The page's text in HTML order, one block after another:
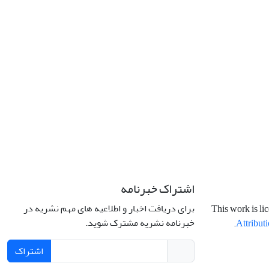
This work is
.
اشتراک خبرنامه
برای دریافت اخبار و اطلاعیه های مهم نشریه در
خبرنامه نشریه مشترک شوید.
اشتراک